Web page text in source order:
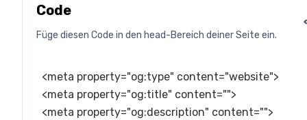
Code
Füge diesen Code in den head-Bereich deiner Seite ein.
<meta property="og:type" content="website">
<meta property="og:title" content="">
<meta property="og:description" content="">